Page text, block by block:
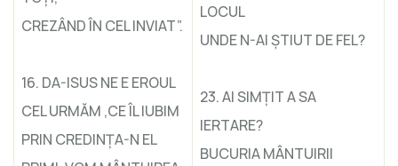
CREZÂND ÎN CEL INVIAT”.
16. DA-ISUS NE E EROUL
CEL URMĂM ,CE ÎL IUBIM
PRIN CREDINŢA-N EL
LOCUL
UNDE N-AI ŞTIUT DE FEL?
23. AI SIMŢIT A SA
IERTARE?
BUCURIA MÂNTUIRII